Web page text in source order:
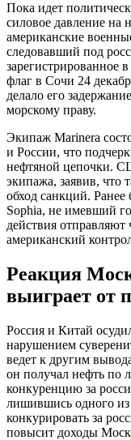
Пока идет
силовое давление на
американские
следовавший под
зарегистрированное
флаг в Сочи 24
делало его
морскому праву.
Экипаж Marinera
и России, что
нефтяной цепочки.
экипажа, заявив, что
обход санкций.
Sophia, не имевший
действия
американский
Реакция
выиграет от
Россия и Китай
нарушением
ведет к другим
он получал нефть по
конкуренцию за
лишившись одного
конкурировать за
повысит доходы